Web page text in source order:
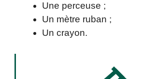
Une perceuse ;
Un mètre ruban ;
Un crayon.